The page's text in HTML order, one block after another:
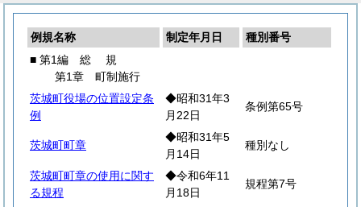
例規名称 制定年月日
種別番号
■ 第1編 総 規
第1章 町制施行
茨城町役場の位置設定条
例
◆昭和31年3
月22日
条例第65号
茨城町町章
◆昭和31年5
月14日
種別なし
茨城町町章の使用に関す
る規程
◆令和6年11
月18日
規程第7号